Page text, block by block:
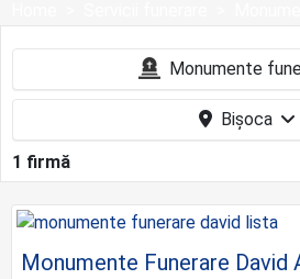
1 firmă
Monumente Funerare David